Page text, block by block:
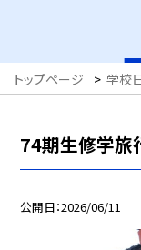
トップページ > 学校
74期生修学旅
公開日 2026/06/11